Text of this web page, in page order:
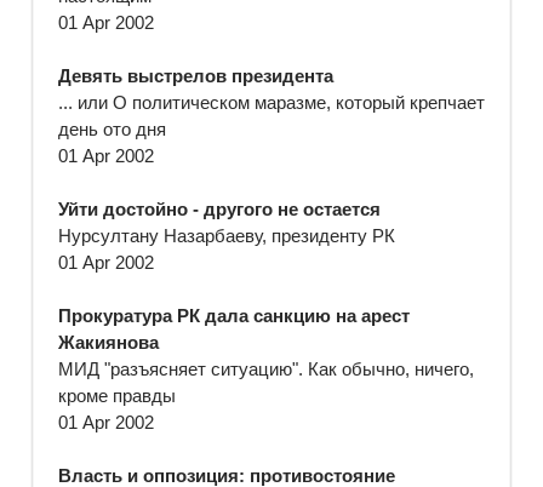
01 Apr 2002
Девять выстрелов президента
... или О политическом маразме, который крепчает
день ото дня
01 Apr 2002
Уйти достойно - другого не остается
Нурсултану Назарбаеву, президенту РК
01 Apr 2002
Прокуратура РК дала санкцию на арест
Жакиянова
МИД "разъясняет ситуацию". Как обычно, ничего,
кроме правды
01 Apr 2002
Власть и оппозиция: противостояние